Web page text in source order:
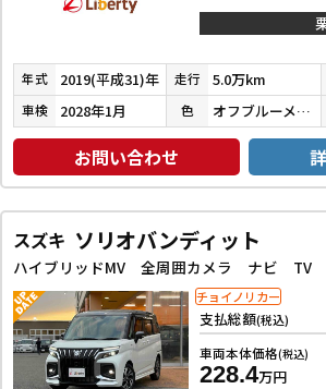
年式 2019(平成31)年 走行 5.0万km
車検 2028年1月 色 オフブルーメタリック／ミネラルグレーメタリック
お問い合わせ
スズキ ソリオバンディット
支払総額(税込)
車両本体価格(税込)
228.4万円
チョイノリカー